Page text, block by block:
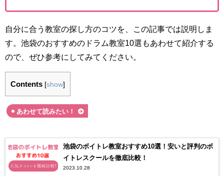
自分に合う教室の探し方のコツを、この記事では説明しま
す。池袋のおすすめのドラム教室10選もあわせて紹介する
ので、ぜひ参考にしてみてください。
Contents [show]
あわせて読みたい！
池袋のボイトレ教室おすすめ10選！安いと評判のボ
イトレスクールを徹底比較！
2023.10.28